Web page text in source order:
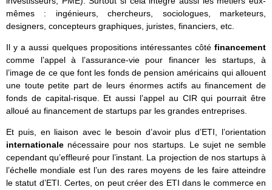
mêmes : ingénieurs, chercheurs, sociologues, marketeurs,
designers, concepteurs graphiques, juristes, financiers, etc.
Il y a aussi quelques propositions intéressantes côté financement
comme l’appel à l’assurance-vie pour financer les startups, à
l’image de ce que font les fonds de pension américains qui allouent
une toute petite part de leurs énormes actifs au financement de
fonds de capital-risque. Et aussi l’appel au CIR qui pourrait être
alloué au financement de startups par les grandes entreprises.
Et puis, en liaison avec le besoin d’avoir plus d’ETI, l’orientation
internationale nécessaire pour nos startups. Le sujet ne semble
cependant qu’effleuré pour l’instant. La projection de nos startups à
l’échelle mondiale est l’un des rares moyens de les faire atteindre
le statut d’ETI. Certes, on peut créer des ETI dans le commerce en